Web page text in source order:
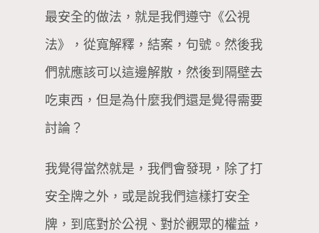
最安全的做法，就是我們遵守《公視
法》，從寬解釋，結案，句號。然後我
們就應該可以這邊解散，然後到隔壁去
吃東西，但是為什麼我們還是覺得需要
討論？
我覺得當然就是，我們會發現，除了打
安全牌之外，或是說我們這樣打安全
牌，到底對於公視、對於觀眾的權益，